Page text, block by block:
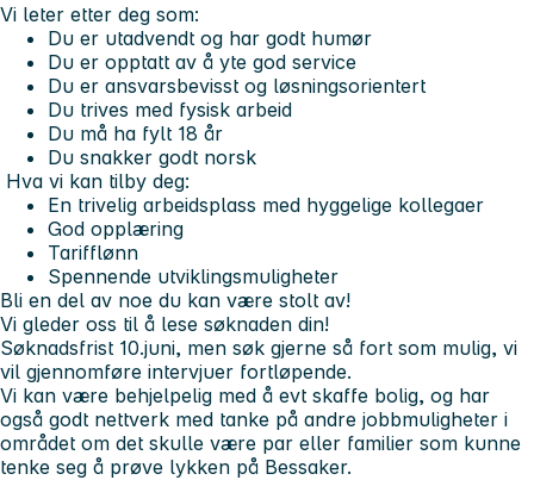
Vi leter etter deg som:
Du er utadvendt og har godt humør
Du er opptatt av å yte god service
Du er ansvarsbevisst og løsningsorientert
Du trives med fysisk arbeid
Du må ha fylt 18 år
Du snakker godt norsk
Hva vi kan tilby deg:
En trivelig arbeidsplass med hyggelige kollegaer
God opplæring
Tarifflønn
Spennende utviklingsmuligheter
Bli en del av noe du kan være stolt av!
Vi gleder oss til å lese søknaden din!
Søknadsfrist 10.juni, men søk gjerne så fort som mulig, vi
vil gjennomføre intervjuer fortløpende.
Vi kan være behjelpelig med å evt skaffe bolig, og har
også godt nettverk med tanke på andre jobbmuligheter i
området om det skulle være par eller familier som kunne
tenke seg å prøve lykken på Bessaker.